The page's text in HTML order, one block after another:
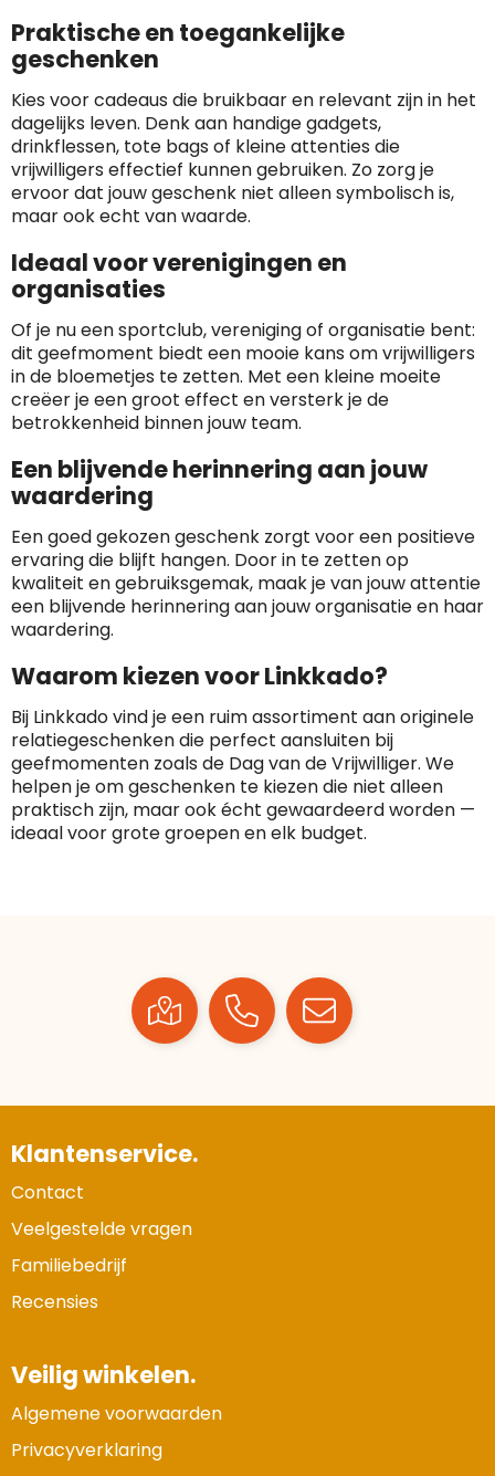
Praktische en toegankelijke
geschenken
Kies voor cadeaus die bruikbaar en relevant zijn in het
dagelijks leven. Denk aan handige gadgets,
drinkflessen, tote bags of kleine attenties die
vrijwilligers effectief kunnen gebruiken. Zo zorg je
ervoor dat jouw geschenk niet alleen symbolisch is,
maar ook echt van waarde.
Ideaal voor verenigingen en
organisaties
Of je nu een sportclub, vereniging of organisatie bent:
dit geefmoment biedt een mooie kans om vrijwilligers
in de bloemetjes te zetten. Met een kleine moeite
creëer je een groot effect en versterk je de
betrokkenheid binnen jouw team.
Een blijvende herinnering aan jouw
waardering
Een goed gekozen geschenk zorgt voor een positieve
ervaring die blijft hangen. Door in te zetten op
kwaliteit en gebruiksgemak, maak je van jouw attentie
een blijvende herinnering aan jouw organisatie en haar
waardering.
Waarom kiezen voor Linkkado?
Bij Linkkado vind je een ruim assortiment aan originele
relatiegeschenken die perfect aansluiten bij
geefmomenten zoals de Dag van de Vrijwilliger. We
helpen je om geschenken te kiezen die niet alleen
praktisch zijn, maar ook écht gewaardeerd worden —
ideaal voor grote groepen en elk budget.
Klantenservice.
Contact
Veelgestelde vragen
Familiebedrijf
Recensies
Veilig winkelen.
Algemene voorwaarden
Privacyverklaring